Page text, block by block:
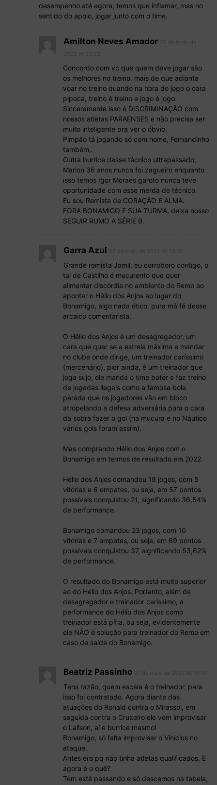
desempenho até agora, temos que inflamar, mas no
sentido do apoio, jogar junto com o time.
Amilton Neves Amador
Concordo com vc que quem deve jogar são
os melhores no treino, mais de que adianta
voar no treino quando na hora do jogo o cara
pipoca, treino é treino e jogo é jogo.
Sinceramente isso é DISCRIMINAÇÃO com
nossos atletas PARAENSES e não precisa ser
muito inteligente pra ver o óbvio.
Pimpão tá jogando só com nome, Fernandinho
também,.
Outra burrice desse técnico ultrapassado,
Marlon 36 anos nunca foi zagueiro enquanto
isso temos Igor Moraes garoto nunca teve
oportunidade com esse merda de técnico.
Eu sou Remista de CORAÇÃO E ALMA.
FORA BONAMIGO E SUA TURMA, deixa nosso
SEGUIR RUMO A SÉRIE B.
Garra Azul
Grande remista Jamil, eu corroboro contigo, o
tal de Castilho é mucurento que quer
alimentar discórdia no ambiente do Remo ao
apontar o Hélio dos Anjos ao lugar do
Bonamigo, algo nada ético, pura má fé desse
arcaico comentarista.
O Hélio dos Anjos é um desagregador, um
cara que quer se a estrela máxima e mandar
no clube onde dirige, um treinador caríssimo
(mercenário), pior ainda, é um treinador que
joga sujo, ele manda o time bater e faz treino
de jogadas ilegais como a famosa bola
parada que os jogadores vão em bloco
atropelando a defesa adversária para o cara
da sobra fazer o gol (na mucura e no Náutico
vários gols foram assim).
Mas comprando Hélio dos Anjos com o
Bonamigo em termos de resultado em 2022.
Hélio dos Anjos comandou 19 jogos, com 5
vitórias e 6 empates, ou seja, em 57 pontos
possíveis conquistou 21, significando 36,54%
de performance.
Bonamigo comandou 23 jogos, com 10
vitórias e 7 empates, ou seja, em 69 pontos
possíveis conquistou 37, significando 53,62%
de performance.
O resultado do Bonamigo está muito superior
ao do Hélio dos Anjos. Portanto, além de
desagregador e treinador caríssimo, a
performance do Hélio dos Anjos como
treinador está pífia, ou seja, evidentemente
ele NÃO é solução para treinador do Remo em
caso de saída do Bonamigo.
Beatriz Passinho
Tens razão, quem escala é o treinador, para
isso foi contratado. Agora diante das
atuações do Ronald contra o Mirassol, em
seguida contra o Cruzeiro ele vem improvisar
o Lailson, aí é burrice mesmo!
Bonamigo, só falta improvisar o Vinícius no
ataque.
Antes era pq não tinha atletas qualificados. E
agora é o quê?
Tem está passando e só descemos na tabela,